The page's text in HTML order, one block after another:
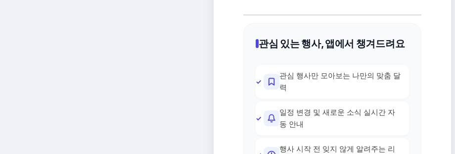
관심 있는 행사, 앱에서 챙겨드려요
관심 행사만 모아보는 나만의 맞춤 달
력
일정 변경 및 새로운 소식 실시간 자
동 안내
행사 시작 전 잊지 않게 알려주는 리